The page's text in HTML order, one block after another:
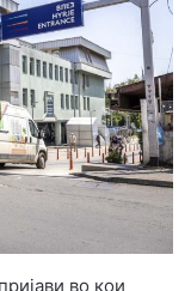
во кои